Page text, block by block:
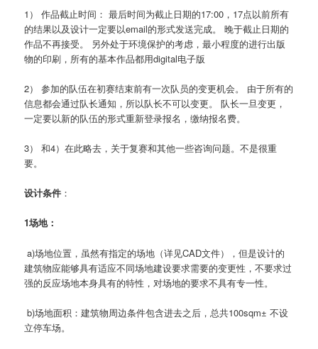
1） 作品截止时间： 最后时间为截止日期的17:00，17点以前所有
的结果以及设计一定要以email的形式发送完成。 晚于截止日期的
作品不再接受。 另外处于环境保护的考虑，最小程度的进行出版
物的印刷，所有的基本作品都用digital电子版
2） 参加的队伍在初赛结束前有一次队员的变更机会。 由于所有的
信息都会通过队长通知，所以队长不可以变更。 队长一旦变更，
一定要以新的队伍的形式重新登录报名，缴纳报名费。
3） 和4）在此略去，关于复赛和其他一些咨询问题。不是很重
要。
设计条件 ：
1场地：
a)场地位置，虽然有指定的场地（详见CAD文件），但是设计的
建筑物应能够具有适应不同场地建设要求需要的变更性，不要求过
强的反应场地本身具有的特性，对场地的要求不具有专一性。
b)场地面积：建筑物周边条件包含进去之后，总共100sqm± 不设
立停车场。